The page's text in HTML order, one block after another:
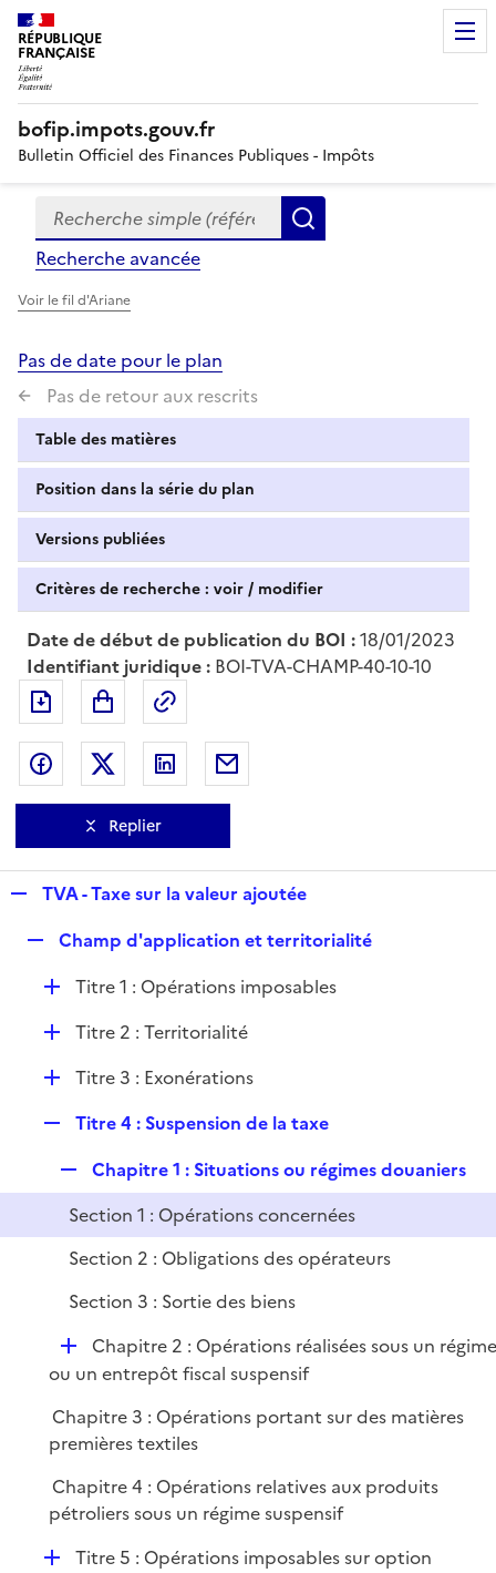
RÉPUBLIQUE
FRANÇAISE
bofip.impots.gouv.fr
Bulletin Officiel des Finances Publiques - Impôts
Formulaire
de
recherche
Recherche simple (références, mots clés, partie du
Recherche avancée
Voir le fil d'Ariane
Pas de date pour le plan
Pas de retour aux rescrits
Table des matières
Position dans la série du plan
Versions publiées
Critères de recherche : voir / modifier
Date de début de publication du BOI :18/01/2023
Identifiant juridique : BOI-TVA-CHAMP-40-10-10
Exporter le document au format pdf
Partager sur Facebook
Partager sur Twitter
Partager sur LinkedIn
Replier
p
TVA - Taxe sur la valeur ajoutée
p
l
i
e
Champ d'application et territorialité
DTitre 1 : Opérations imposables
D
e
r
Titre 2 : Territorialité
D
e
r
Titre 3 : Exonérations
p
l
e
Titre 4 : Suspension de la taxe
e
p
e
Chapitre 1 : Situations ou régimes douaniers
Section 1 : Opérations concernées
Section 2 : Obligations des opérateurs
Section 3 : Sortie des biens
D
é
l
i
e
r
Chapitre 2 : Opérations réalisées sous un
ou un entrepôt fiscal suspensif
Chapitre 3 : Opérations portant sur des matières
premières textiles
Chapitre 4 : Opérations relatives aux produits
pétroliers sous un régime suspensif
DTitre 5 : Opérations imposables sur option